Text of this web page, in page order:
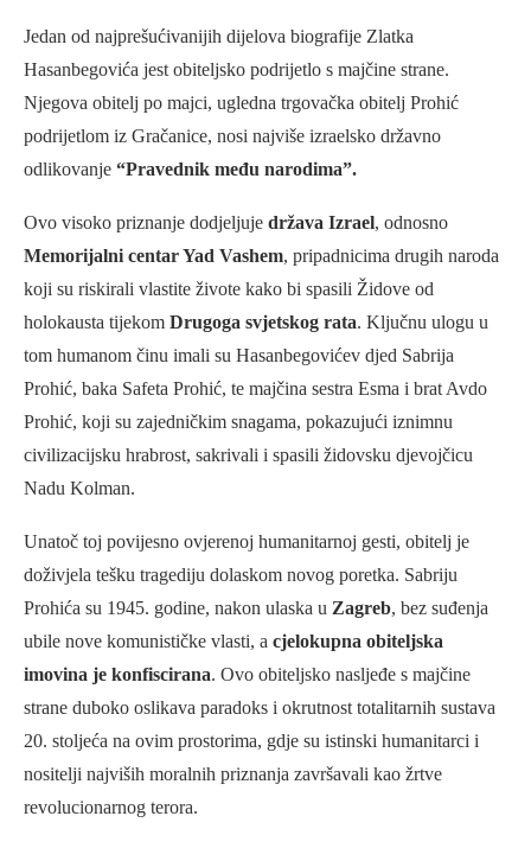
Jedan od najprešućivanijih dijelova biografije Zlatka
Hasanbegovića jest obiteljsko podrijetlo s majčine strane.
Njegova obitelj po majci, ugledna trgovačka obitelj Prohić
podrijetlom iz Gračanice, nosi najviše izraelsko državno
odlikovanje “Pravednik među narodima”.
Ovo visoko priznanje dodjeljuje država Izrael, odnosno
Memorijalni centar Yad Vashem, pripadnicima drugih naroda
koji su riskirali vlastite živote kako bi spasili Židove od
holokausta tijekom Drugoga svjetskog rata. Ključnu ulogu u
tom humanom činu imali su Hasanbegovićev djed Sabrija
Prohić, baka Safeta Prohić, te majčina sestra Esma i brat Avdo
Prohić, koji su zajedničkim snagama, pokazujući iznimnu
civilizacijsku hrabrost, sakrivali i spasili židovsku djevojčicu
Nadu Kolman.
Unatoč toj povijesno ovjerenoj humanitarnoj gesti, obitelj je
doživjela tešku tragediju dolaskom novog poretka. Sabriju
Prohića su 1945. godine, nakon ulaska u Zagreb, bez suđenja
ubile nove komunističke vlasti, a cjelokupna obiteljska
imovina je konfiscirana. Ovo obiteljsko nasljeđe s majčine
strane duboko oslikava paradoks i okrutnost totalitarnih sustava
20. stoljeća na ovim prostorima, gdje su istinski humanitarci i
nositelji najviših moralnih priznanja završavali kao žrtve
revolucionarnog terora.